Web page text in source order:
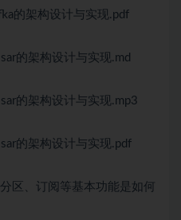
的架构设计与实现.pdf
的架构设计与实现.md
的架构设计与实现.mp3
的架构设计与实现.pdf
区、订阅等基本功能是如何